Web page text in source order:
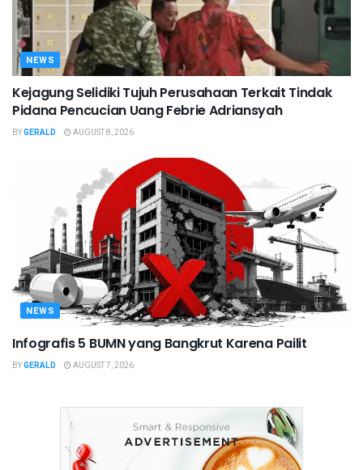
NEWS
Kejagung Selidiki Tujuh Perusahaan Terkait Tindak
Pidana Pencucian Uang Febrie Adriansyah
BYGERALD AUGUST 8, 2026
NEWS
Infografis 5 BUMN yang Bangkrut Karena Pailit
BYGERALD AUGUST 7, 2026